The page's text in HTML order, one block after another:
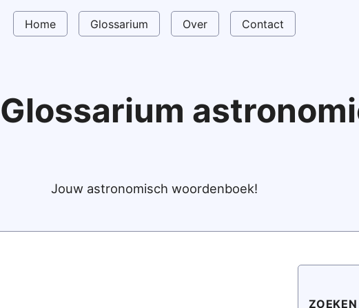
Home Glossarium Over Contact
Glossarium
Jouw astronomisch woordenboek!
ZOEKEN